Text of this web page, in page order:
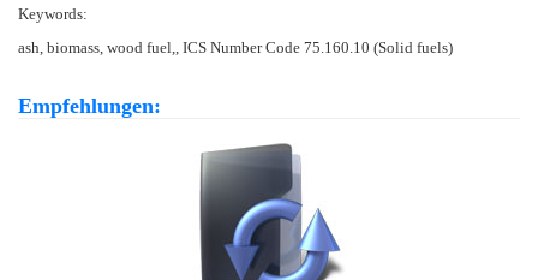
Keywords:
ash, biomass, wood fuel,, ICS Number Code 75.160.10 (Solid fuels)
Empfehlungen: